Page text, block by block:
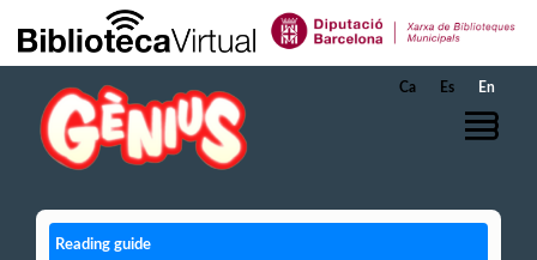
Skip to Main Content
Ca Es En
Reading guide